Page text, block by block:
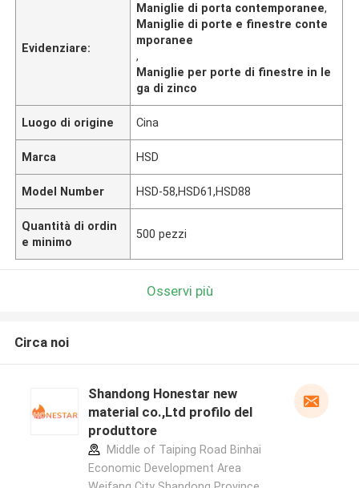
Evidenziare:
Maniglie di porta contemporanee,
Maniglie di porte e finestre conte
mporanee
,
Maniglie per porte di finestre in le
ga di zinco
Luogo di origine Cina
Marca HSD
Model Number HSD-58,HSD61,HSD88
Quantità di ordin
e minimo
500 pezzi
Osservi più
Circa noi
Shandong Honestar new
material co.,Ltd profilo del
produttore
Middle of Taiping Road Binhai
Economic Development Area